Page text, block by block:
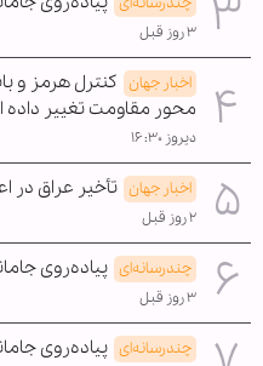
۳ روز قبل
اخبار جهان کنترل هرمز و
محور مقاومت تغییر
دیروز ۱۶:۳۰
اخبار جهان تأخیر عراق در
۲ روز قبل
چندرسانه‌ای پیاده‌روی
۳ روز قبل
چندرسانه‌ای پیاده‌روی